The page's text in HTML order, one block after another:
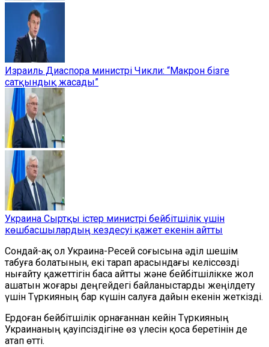
Израиль Диаспора министрі Чикли: “Макрон бізге
сатқындық жасады”
Украина Сыртқы істер министрі бейбітшілік үшін
көшбасшылардың кездесуі қажет екенін айтты
Сондай-ақ ол Украина-Ресей соғысына әділ шешім
табуға болатынын, екі тарап арасындағы келіссөзді
нығайту қажеттігін баса айтты және бейбітшілікке жол
ашатын жоғары деңгейдегі байланыстарды жеңілдету
үшін Түркияның бар күшін салуға дайын екенін жеткізді.
Ердоған бейбітшілік орнағаннан кейін Түркияның
Украинаның қауіпсіздігіне өз үлесін қоса беретінін де
атап өтті.